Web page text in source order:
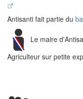
Antisanti fait partie du
Le maire
Agriculteur sur petite